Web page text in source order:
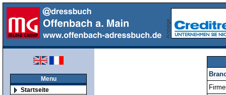
Menu
Startseite